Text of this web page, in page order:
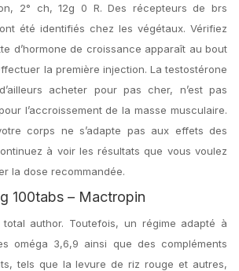
2° ch, 12g 0 R. Des récepteurs de brs
été identifiés chez les végétaux. Vérifiez
d’hormone de croissance apparaît au bout
la première injection. La testostérone
acheter pour pas cher, n’est pas
l’accroissement de la masse musculaire.
corps ne s’adapte pas aux effets des
à voir les résultats que vous voulez
la dose recommandée.
100tabs – Mactropin
author. Toutefois, un régime adapté à
oméga 3,6,9 ainsi que des compléments
tels que la levure de riz rouge et autres,